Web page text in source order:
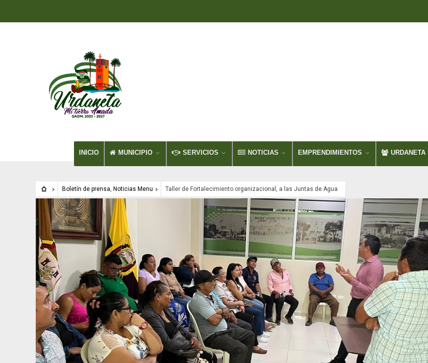
INICIO MUNICIPIO SERVICIOS NOTICIAS EMPRENDIMIENTOS URDANETA
Boletín de prensa, Noticias Menu Taller de Fortalecimiento organizacional, a las Juntas de Agua